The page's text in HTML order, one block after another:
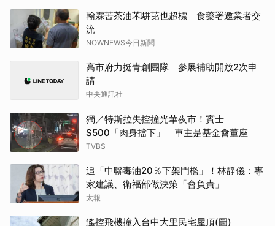
翰霖苦茶油苯駢芘也超標 食藥署邀業者交
流
NOWNEWS今日新聞
高市府力挺青創團隊 參展補助開放2次申
請
中央通訊社
獨／特斯拉失控撞光華夜市！賓士
S500「肉身擋下」 車主是基金會董座
TVBS
追「中聯毒油20％下架門檻」！林靜儀：專
家建議、衛福部做決策「會負責」
太報
遙控飛機撞入台中大里民宅屋頂(圖)